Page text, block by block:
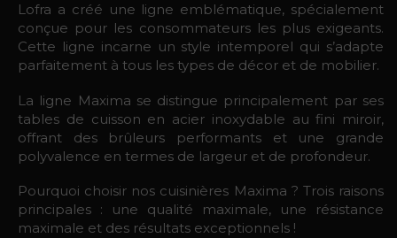
Lofra a créé une ligne emblématique, spécialement
conçue pour les consommateurs les plus exigeants.
Cette ligne incarne un style intemporel qui s’adapte
parfaitement à tous les types de décor et de mobilier.
La ligne Maxima se distingue principalement par ses
tables de cuisson en acier inoxydable au fini miroir,
offrant des brûleurs performants et une grande
polyvalence en termes de largeur et de profondeur.
Pourquoi choisir nos cuisinières Maxima ? Trois raisons
principales : une qualité maximale, une résistance
maximale et des résultats exceptionnels !